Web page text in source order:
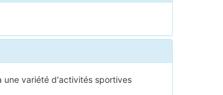
une variété d'activités sportives